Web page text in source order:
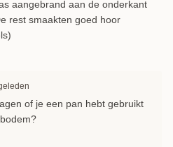
aangebrand aan de onderkant
rest smaakten goed hoor
of je een pan hebt gebruikt